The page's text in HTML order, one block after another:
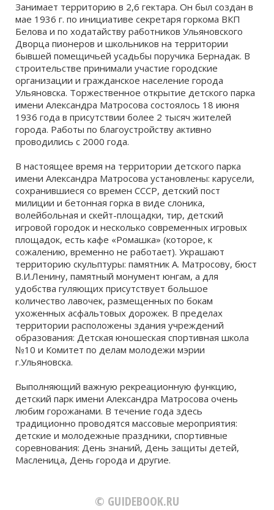
Занимает территорию в 2,6 гектара. Он был создан в
мае 1936 г. по инициативе секретаря горкома ВКП
Белова и по ходатайству работников Ульяновского
Дворца пионеров и школьников на территории
бывшей помещичьей усадьбы поручика Бернадак. В
строительстве принимали участие городские
организации и гражданское население города
Ульяновска. Торжественное открытие детского парка
имени Александра Матросова состоялось 18 июня
1936 года в присутствии более 2 тысяч жителей
города. Работы по благоустройству активно
проводились с 2000 года.
В настоящее время на территории детского парка
имени Александра Матросова установлены: карусели,
сохранившиеся со времен СССР, детский пост
милиции и бетонная горка в виде слоника,
волейбольная и скейт-площадки, тир, детский
игровой городок и несколько современных игровых
площадок, есть кафе «Ромашка» (которое, к
сожалению, временно не работает). Украшают
территорию скульптуры: памятник А. Матросову, бюст
В.И.Ленину, памятный монумент юнгам, а для
удобства гуляющих присутствует большое
количество лавочек, размещенных по бокам
ухоженных асфальтовых дорожек. В пределах
территории расположены здания учреждений
образования: Детская юношеская спортивная школа
№10 и Комитет по делам молодежи мэрии
г.Ульяновска.
Выполняющий важную рекреационную функцию,
детский парк имени Александра Матросова очень
любим горожанами. В течение года здесь
традиционно проводятся массовые мероприятия:
детские и молодежные праздники, спортивные
соревнования: День знаний, День защиты детей,
Масленица, День города и другие.
© GUIDEBOOK.RU